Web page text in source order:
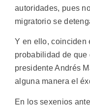
autoridades, pues
migratorio se
Y en ello, coinciden
probabilidad de
presidente Andrés
alguna manera el
En los sexenios